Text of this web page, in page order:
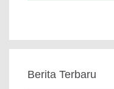
Berita Terbaru